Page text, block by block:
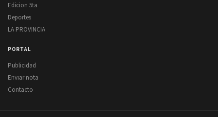
Edicion 5ta
Deportes
LA PROVINCIA
PORTAL
Publicidad
Enviar nota
Contacto